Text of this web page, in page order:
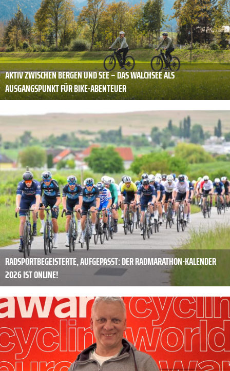
AKTIV ZWISCHEN BERGEN UND SEE – DAS WALCHSEE ALS
AUSGANGSPUNKT FÜR BIKE-ABENTEUER
RADSPORTBEGEISTERTE, AUFGEPASST: DER RADMARATHON-KALENDER
2026 IST ONLINE!